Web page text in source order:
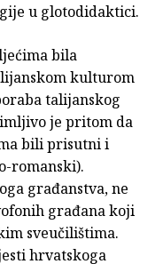
u glotodidaktici.
bila
kulturom
talijanskog
je pritom da
bili prisutni i
romanski).
građanstva, ne
građana koji
sveučilištima.
hrvatskoga